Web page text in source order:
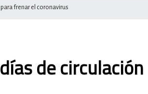
frenar el coronavirus
de